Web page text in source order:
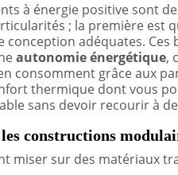
à énergie positive sont
; la première est
conception adéquates.
autonomie énergétique,
consomment grâce aux
thermique dont vous
sans devoir recourir à
constructions
miser sur des matériaux